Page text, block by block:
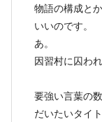
物語の構成と
いいのです。
あ。
因習村に囚わ
要強い言葉の数
だいたいタイ